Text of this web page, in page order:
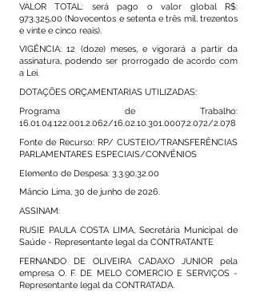
VALOR TOTAL: será pago o valor global R$:
973.325,00 (Novecentos e setenta e três mil, trezentos
e vinte e cinco reais).
VIGÊNCIA: 12 (doze) meses, e vigorará a partir da
assinatura, podendo ser prorrogado de acordo com
a Lei.
DOTAÇÕES ORÇAMENTARIAS UTILIZADAS:
Programa de Trabalho:
16.01.04.122.001.2.062/16.02.10.301.0007.2.072/2.078
Fonte de Recurso: RP/ CUSTEIO/TRANSFERÊNCIAS
PARLAMENTARES ESPECIAIS/CONVÊNIOS
Elemento de Despesa: 3.3.90.32.00
Mâncio Lima, 30 de junho de 2026.
ASSINAM:
RUSIE PAULA COSTA LIMA, Secretária Municipal de
Saúde - Representante legal da CONTRATANTE
FERNANDO DE OLIVEIRA CADAXO JUNIOR pela
empresa O. F. DE MELO COMERCIO E SERVIÇOS -
Representante legal da CONTRATADA.